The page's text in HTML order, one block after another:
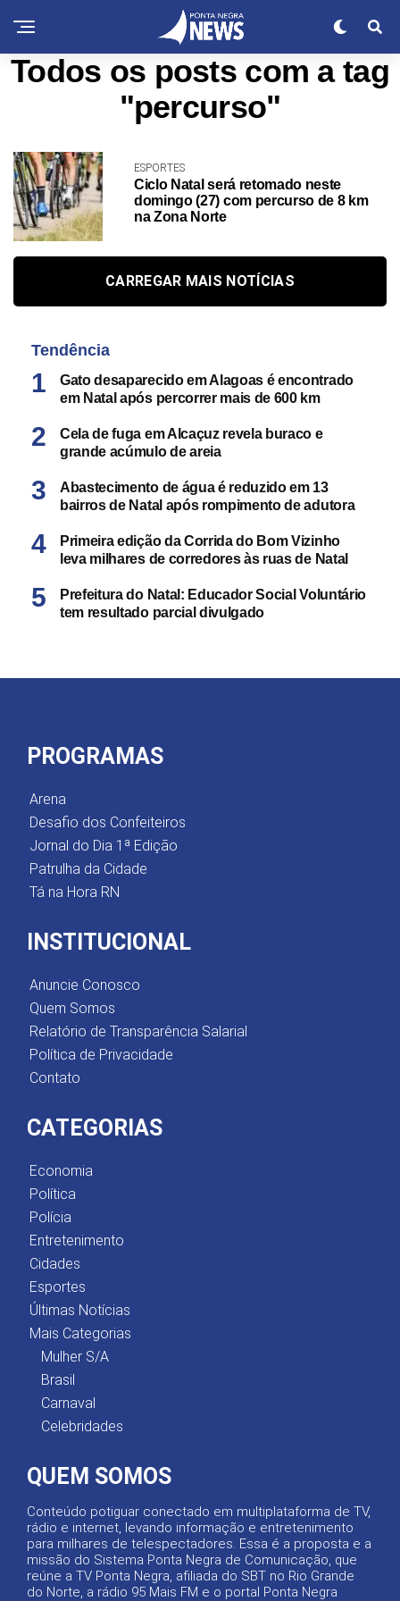
Todos os posts com a tag
"percurso"
ESPORTES
Ciclo Natal será retomado neste
domingo (27) com percurso de 8 km
na Zona Norte
CARREGAR MAIS NOTÍCIAS
Tendência
Gato desaparecido em Alagoas é encontrado
em Natal após percorrer mais de 600 km
Cela de fuga em Alcaçuz revela buraco e
grande acúmulo de areia
Abastecimento de água é reduzido em 13
bairros de Natal após rompimento de adutora
Primeira edição da Corrida do Bom Vizinho
leva milhares de corredores às ruas de Natal
Prefeitura do Natal: Educador Social Voluntário
tem resultado parcial divulgado
PROGRAMAS
Arena
Desafio dos Confeiteiros
Jornal do Dia 1ª Edição
Patrulha da Cidade
Tá na Hora RN
INSTITUCIONAL
Anuncie Conosco
Quem Somos
Relatório de Transparência Salarial
Política de Privacidade
Contato
CATEGORIAS
Economia
Política
Polícia
Entretenimento
Cidades
Esportes
Últimas Notícias
Mais Categorias
Mulher S/A
Brasil
Carnaval
Celebridades
QUEM SOMOS
Conteúdo potiguar conectado em multiplataforma de TV,
rádio e internet, levando informação e entretenimento
para milhares de telespectadores. Essa é a proposta e a
missão do Sistema Ponta Negra de Comunicação, que
reúne a TV Ponta Negra, afiliada do SBT no Rio Grande
do Norte, a rádio 95 Mais FM e o portal Ponta Negra